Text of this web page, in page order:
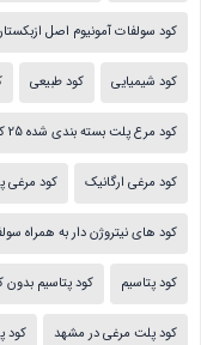
کود سولفات آمونیوم اصل
کود شیمیایی کود طبیعی
کود مرع پلت بسته بندی شده 25 کیلویی
کود مرغی ارگانیک کود مرغی
کود های نیتروژن دار به همراه
کود پتاسیم کود پتاسیم بدون
کود پلت مرغی در مشهد کود